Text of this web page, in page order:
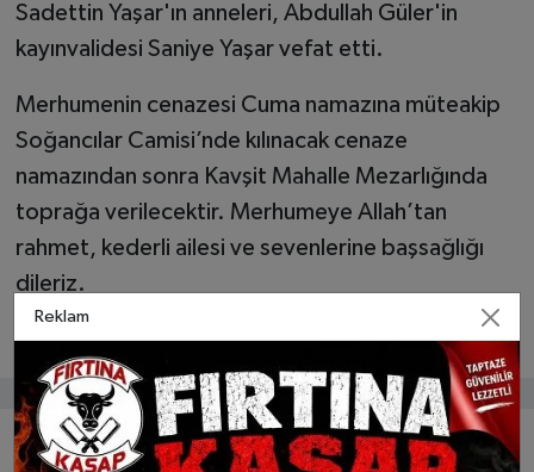
Sadettin Yaşar'ın anneleri, Abdullah Güler'in
kayınvalidesi Saniye Yaşar vefat etti.
Merhumenin cenazesi Cuma namazına müteakip
Soğancılar Camisi’nde kılınacak cenaze
namazından sonra Kavşit Mahalle Mezarlığında
toprağa verilecektir. Merhumeye Allah’tan
rahmet, kederli ailesi ve sevenlerine başsağlığı
dileriz.
Bunlar da ilginizi çekebilir
Reklam